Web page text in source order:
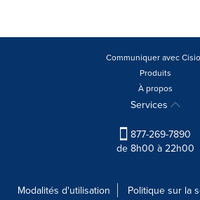
Communiquer avec
Produits
À propos
Services
877-269-7890
de 8h00 à 22h00
Modalités d'utilisation Politique sur la